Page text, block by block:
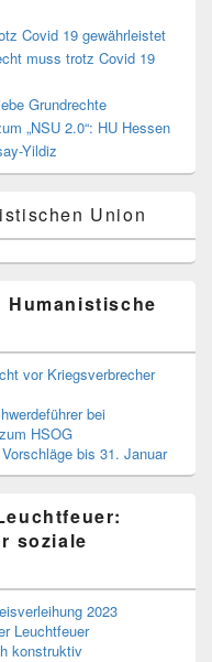
Covid 19 gewährleistet
muss trotz Covid 19
Grundrechte
„NSU 2.0“: HU Hessen
Yildiz
Union
Humanistische
vor Kriegsverbrecher
bei
HSOG
bis 31. Januar
soziale
2023
Leuchtfeuer
konstruktiv